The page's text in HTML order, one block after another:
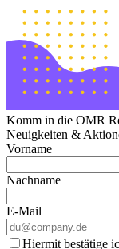
Komm in die OMR
Neuigkeiten &
Vorname
Nachname
E-Mail
Hiermit bestätige